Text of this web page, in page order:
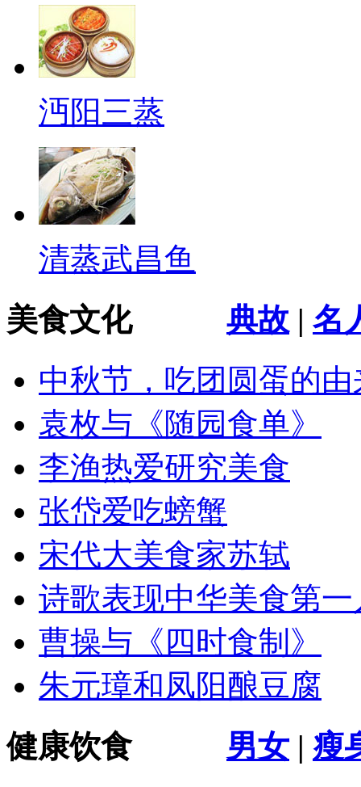
沔阳三蒸
清蒸武昌鱼
美食文化 典故 | 名
中秋节，吃团圆蛋的由
袁枚与《随园食单》
李渔热爱研究美食
张岱爱吃螃蟹
宋代大美食家苏轼
诗歌表现中华美食第
曹操与《四时食制》
朱元璋和凤阳酿豆腐
健康饮食 男女 | 瘦